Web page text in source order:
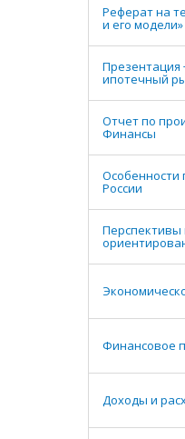
Реферат на
и его модели»
Презентация
ипотечный
Отчет по
Финансы
Особенности
России
Финансовое
Доходы и